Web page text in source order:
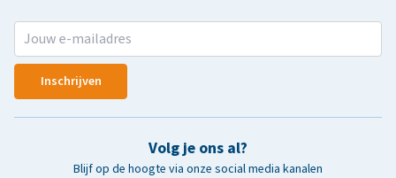
Inschrijven
Volg je ons al?
Blijf op de hoogte via onze social media kanalen